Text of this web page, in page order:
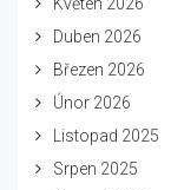
Duben 2026
Březen 2026
Únor 2026
Listopad 2025
Srpen 2025